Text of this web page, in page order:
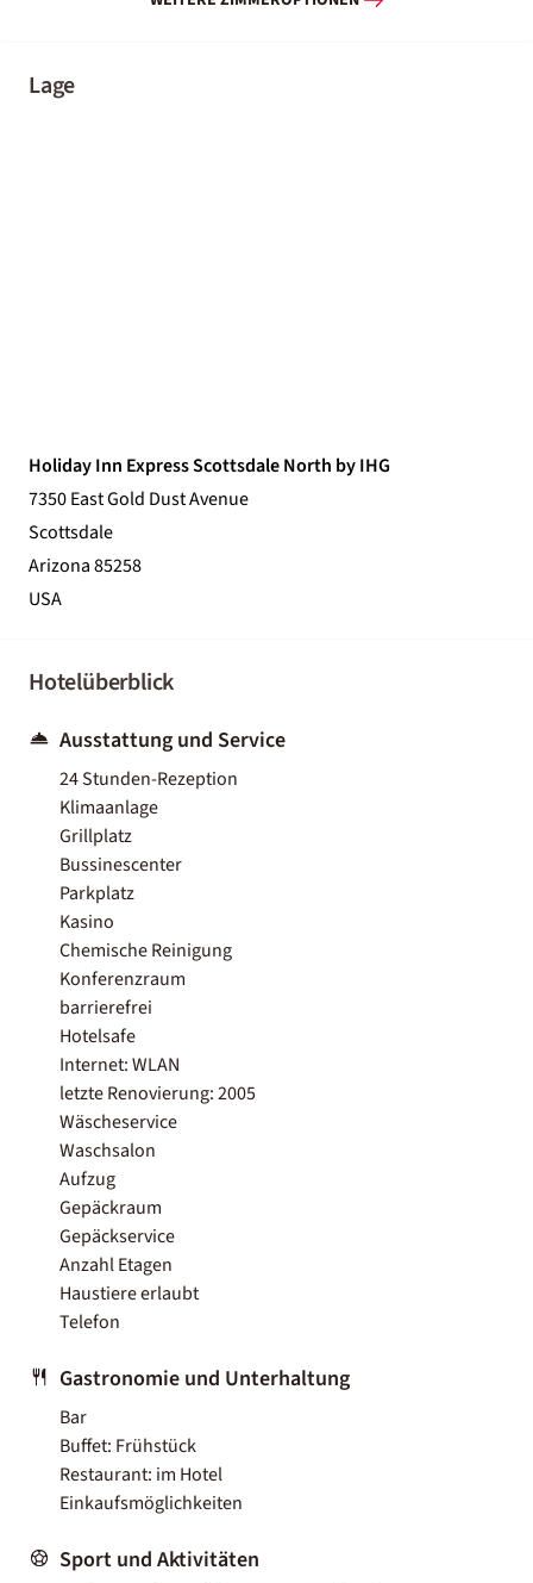
Lage
Holiday Inn Express Scottsdale North by IHG
7350 East Gold Dust Avenue
Scottsdale
Arizona 85258
USA
Hotelüberblick
Ausstattung und Service
24 Stunden-Rezeption
Klimaanlage
Grillplatz
Bussinescenter
Parkplatz
Kasino
Chemische Reinigung
Konferenzraum
barrierefrei
Hotelsafe
Internet: WLAN
letzte Renovierung: 2005
Wäscheservice
Waschsalon
Aufzug
Gepäckraum
Gepäckservice
Anzahl Etagen
Haustiere erlaubt
Telefon
Gastronomie und Unterhaltung
Bar
Buffet: Frühstück
Restaurant: im Hotel
Einkaufsmöglichkeiten
Sport und Aktivitäten